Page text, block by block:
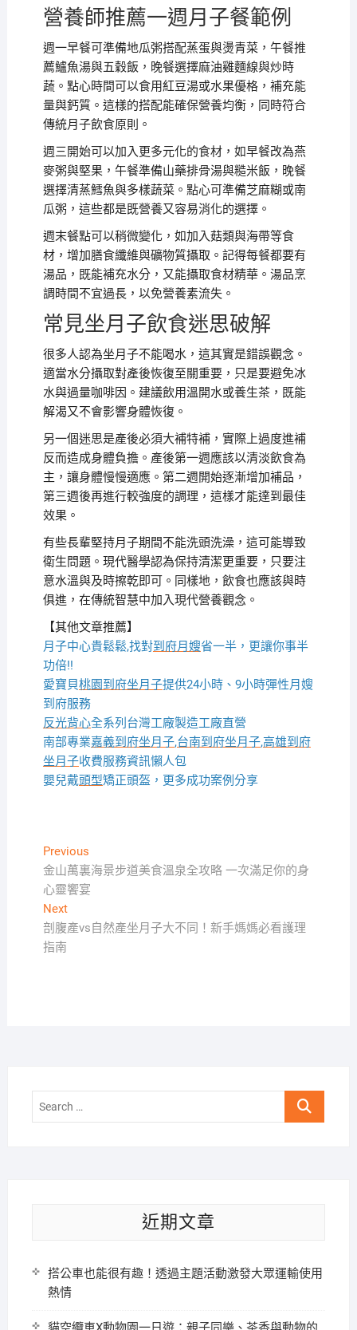
營養師推薦一週月子餐範例
週一早餐可準備地瓜粥搭配蒸蛋與燙青菜，午餐推
薦鱸魚湯與五穀飯，晚餐選擇麻油雞麵線與炒時
蔬。點心時間可以食用紅豆湯或水果優格，補充能
量與鈣質。這樣的搭配能確保營養均衡，同時符合
傳統月子飲食原則。
週三開始可以加入更多元化的食材，如早餐改為燕
麥粥與堅果，午餐準備山藥排骨湯與糙米飯，晚餐
選擇清蒸鱈魚與多樣蔬菜。點心可準備芝麻糊或南
瓜粥，這些都是既營養又容易消化的選擇。
週末餐點可以稍微變化，如加入菇類與海帶等食
材，增加膳食纖維與礦物質攝取。記得每餐都要有
湯品，既能補充水分，又能攝取食材精華。湯品烹
調時間不宜過長，以免營養素流失。
常見坐月子飲食迷思破解
很多人認為坐月子不能喝水，這其實是錯誤觀念。
適當水分攝取對產後恢復至關重要，只是要避免冰
水與過量咖啡因。建議飲用溫開水或養生茶，既能
解渴又不會影響身體恢復。
另一個迷思是產後必須大補特補，實際上過度進補
反而造成身體負擔。產後第一週應該以清淡飲食為
主，讓身體慢慢適應。第二週開始逐漸增加補品，
第三週後再進行較強度的調理，這樣才能達到最佳
效果。
有些長輩堅持月子期間不能洗頭洗澡，這可能導致
衛生問題。現代醫學認為保持清潔更重要，只要注
意水溫與及時擦乾即可。同樣地，飲食也應該與時
俱進，在傳統智慧中加入現代營養觀念。
【其他文章推薦】
月子中心貴鬆鬆,找對到府月嫂省一半，更讓你事半
功倍!!
愛寶貝桃園到府坐月子提供24小時、9小時彈性月嫂
到府服務
反光背心全系列台灣工廠製造工廠直營
南部專業嘉義到府坐月子,台南到府坐月子,高雄到府
坐月子收費服務資訊懶人包
嬰兒戴頭型矯正頭盔，更多成功案例分享
文
章
導
覽
PreviousPrevious
post:
金山萬裏海景步道美食溫泉全攻略 一次滿足你的身
心靈饗宴
NextNext
post:
剖腹產vs自然產坐月子大不同！新手媽媽必看護理
指南
Search
近期文章
搭公車也能很有趣！透過主題活動激發大眾運輸使用
熱情